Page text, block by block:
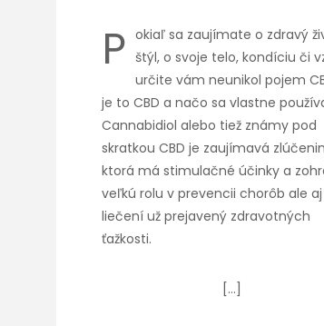
P okiaľ sa zaujímate o zdravý
štýl, o svoje telo, kondíciu či
určite vám neunikol pojem
je to CBD a načo sa vlastne
Cannabidiol alebo tiež známy pod
skratkou CBD je zaujímavá
ktorá má stimulačné účinky a
veľkú rolu v prevencii chorôb ale aj
liečení už prejavený zdravotných
ťažkosti.
[…]